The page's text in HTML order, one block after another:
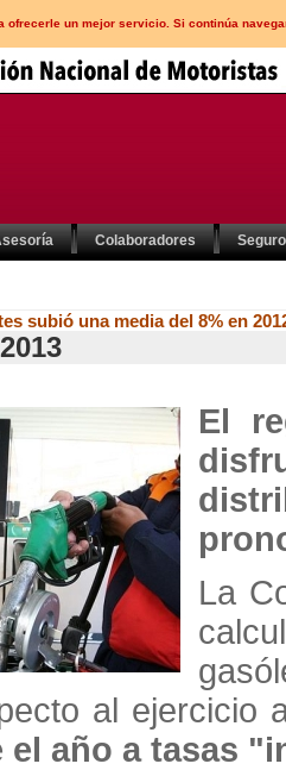
ofrecerle un mejor servicio. Si continúa
Colaboradores
subió una media del 8% en
El
La
al ejercicio
el año a tasas